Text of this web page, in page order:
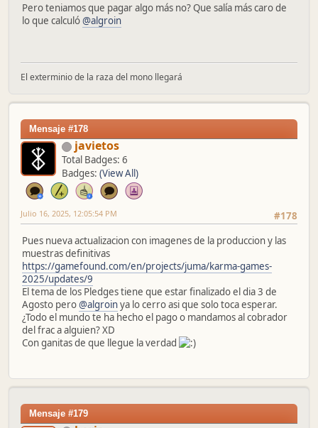
Pero teniamos que pagar algo más no? Que salía más caro de
lo que calculó@algroin
El exterminio de la raza del mono llegará
Mensaje #178
javietos
Total Badges: 6
Badges: (View All)
#178
Julio 16, 2025, 12:05:54 PM
Pues nueva actualizacion con imagenes de la produccion y las
muestras definitivas
https://gamefound.com/en/projects/juma/karma-games-
2025/updates/9
El tema de los Pledges tiene que estar finalizado el dia 3 de
Agosto pero@algroinya lo cerro asi que solo toca esperar.
¿Todo el mundo te ha hecho el pago o mandamos al cobrador
del frac a alguien? XD
Con ganitas de que llegue la verdad
Mensaje #179